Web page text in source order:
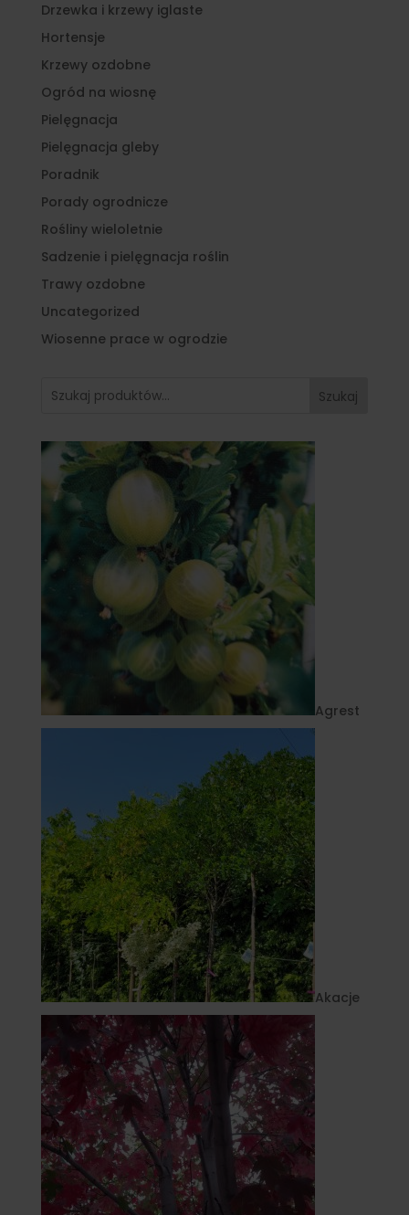
Drzewka i krzewy iglaste
Hortensje
Krzewy ozdobne
Ogród na wiosnę
Pielęgnacja
Pielęgnacja gleby
Poradnik
Porady ogrodnicze
Rośliny wieloletnie
Sadzenie i pielęgnacja roślin
Trawy ozdobne
Uncategorized
Wiosenne prace w ogrodzie
Szukaj
Agrest
Akacje